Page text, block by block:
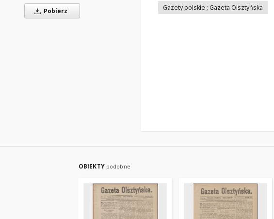
Pobierz
Gazety polskie ; Gazeta Olsztyńska
OBIEKTY podobne